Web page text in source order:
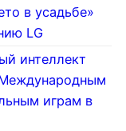
в усадьбе»
LG
интеллект
играм в